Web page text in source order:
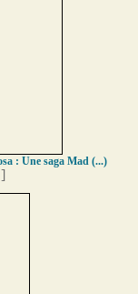
: Une saga Mad (...)